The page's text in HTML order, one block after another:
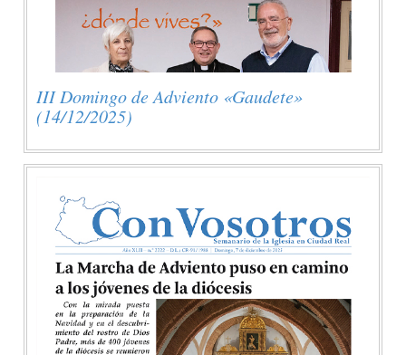
III Domingo de Adviento «Gaudete»
(14/12/2025)